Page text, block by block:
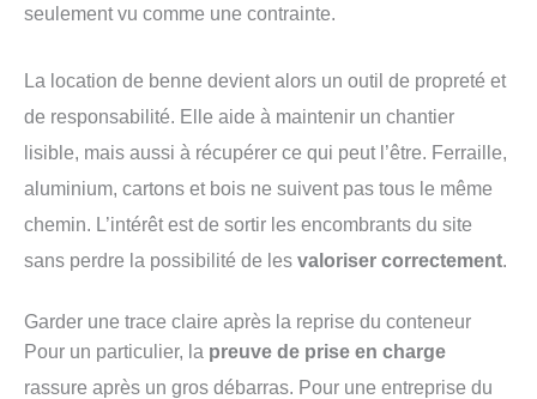
seulement vu comme une contrainte.
La location de benne devient alors un outil de propreté et
de responsabilité. Elle aide à maintenir un chantier
lisible, mais aussi à récupérer ce qui peut l’être. Ferraille,
aluminium, cartons et bois ne suivent pas tous le même
chemin. L’intérêt est de sortir les encombrants du site
sans perdre la possibilité de les valoriser correctement.
Garder une trace claire après la reprise du conteneur
Pour un particulier, la preuve de prise en charge
rassure après un gros débarras. Pour une entreprise du